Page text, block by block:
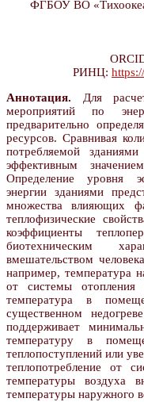
ФГБОУ ВО
РИНЦ:
Аннотация. Для
мероприятий по
предварительно
ресурсов. Сравнивая
потребляемой
эффективным
Определение уровня
энергии зданиями
множества влияющих
теплофизические
коэффициенты
биотехническим
вмешательством
например, температура
от системы отопления
температура в
существенном
поддерживает
температуру в
теплопоступлений или
теплопотребление от
температуры воздуха
температуры наружного